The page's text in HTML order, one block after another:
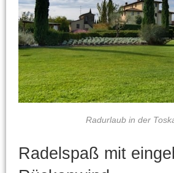
Radurlaub in der
Radelspaß mit